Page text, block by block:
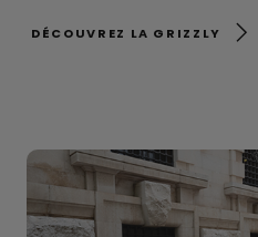
DÉCOUVREZ LA GRIZZLY